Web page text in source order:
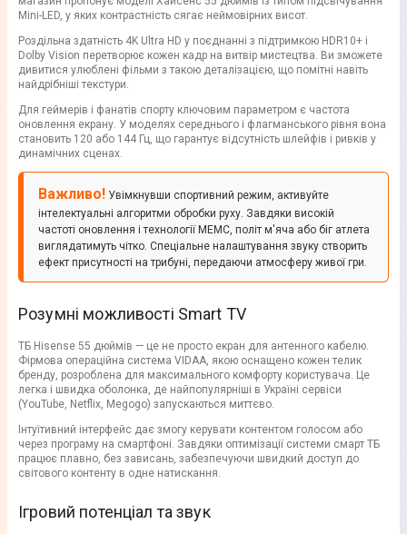
Mini-LED, у яких контрастність сягає неймовірних висот.
Роздільна здатність 4K Ultra HD у поєднанні з підтримкою HDR10+ і
Dolby Vision перетворює кожен кадр на витвір мистецтва. Ви зможете
дивитися улюблені фільми з такою деталізацією, що помітні навіть
найдрібніші текстури.
Для геймерів і фанатів спорту ключовим параметром є частота
оновлення екрану. У моделях середнього і флагманського рівня вона
становить 120 або 144 Гц, що гарантує відсутність шлейфів і ривків у
динамічних сценах.
Важливо! Увімкнувши спортивний режим, активуйте
інтелектуальні алгоритми обробки руху. Завдяки високій
частоті оновлення і технології MEMC, політ м'яча або біг атлета
виглядатимуть чітко. Спеціальне налаштування звуку створить
ефект присутності на трибуні, передаючи атмосферу живої гри.
Розумні можливості Smart TV
ТБ Hisense 55 дюймів — це не просто екран для антенного кабелю.
Фірмова операційна система VIDAA, якою оснащено кожен телик
бренду, розроблена для максимального комфорту користувача. Це
легка і швидка оболонка, де найпопулярніші в Україні сервіси
(YouTube, Netflix, Megogo) запускаються миттєво.
Інтуїтивний інтерфейс дає змогу керувати контентом голосом або
через програму на смартфоні. Завдяки оптимізації системи смарт ТБ
працює плавно, без зависань, забезпечуючи швидкий доступ до
світового контенту в одне натискання.
Ігровий потенціал та звук